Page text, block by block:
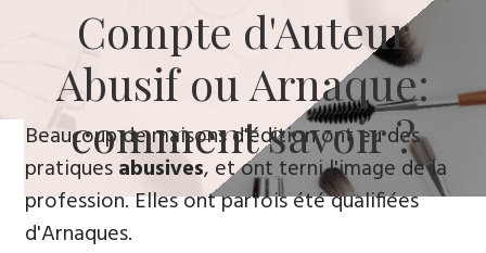
​Compte d'Auteur
Abusif ou Arnaque:
comment savoir ?
​Beaucoup de maisons d'édition ont eu des
pratiquesabusives, ​et ont terni l'image de la
profession. Elles ont parfois été qualifiées
d'Arnaques.